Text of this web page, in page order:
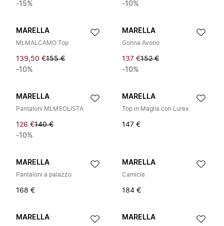
-15%
-10%
MARELLA
MLMALCAMO Top
139,50 €155 €
-10%
MARELLA
Gonna Avorio
137 €152 €
-10%
MARELLA
Pantaloni MLMSOLISTA
126 €140 €
-10%
MARELLA
Top in Maglia con Lurex
147 €
MARELLA
Pantaloni a palazzo
168 €
MARELLA
Camicie
184 €
MARELLA MARELLA